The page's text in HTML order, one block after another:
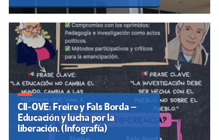
CII-OVE: Freire y Fals Borda –
Educación y lucha por la
liberación. (Infografía)